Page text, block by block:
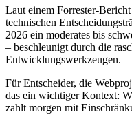
Laut einem Forrester-
technischen
2026 ein moderates bis
– beschleunigt durch die
Entwicklungswerkzeugen.
Für Entscheider, die
das ein wichtiger Kontext:
zahlt morgen mit